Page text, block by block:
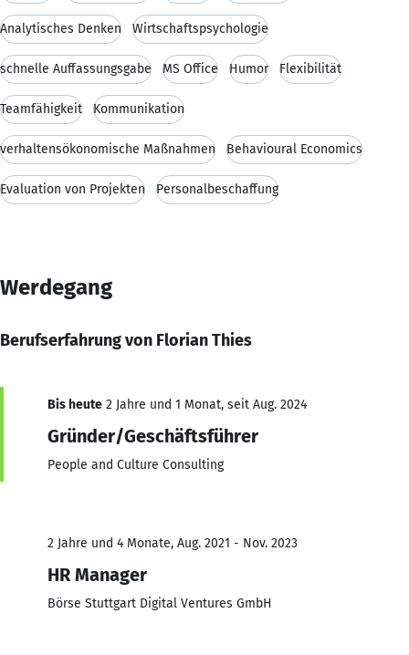
Analytisches Denken Wirtschaftspsychologie
schnelle Auffassungsgabe MS Office Humor Flexibilität
Teamfähigkeit Kommunikation
verhaltensökonomische Maßnahmen Behavioural Economics
Evaluation von Projekten Personalbeschaffung
Werdegang
Berufserfahrung von Florian Thies
Bis heute 2 Jahre und 1 Monat, seit Aug. 2024
Gründer/Geschäftsführer
People and Culture Consulting
2 Jahre und 4 Monate, Aug. 2021 - Nov. 2023
HR Manager
Börse Stuttgart Digital Ventures GmbH